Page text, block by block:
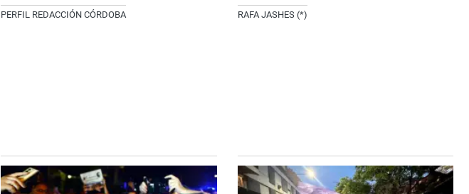
PERFIL REDACCIÓN CÓRDOBA RAFA JASHES (*)